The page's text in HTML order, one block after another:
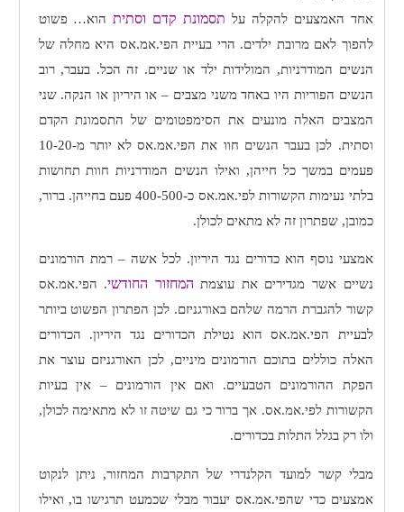
אחד האמצעים להקלה על תסמונת קדם וסתיתהוא… פשוט
להפוך לאם מרובת ילדים. הרי בעיית הפי.אמ.אס היא מחלה של
הנשים המודרניות, המולידות ילד או שניים. זה הכל. בעבר, רוב
הנשים הפוריות היו באחד משני מצבים – או היריון או הנקה. שני
המצבים האלה מונעים את הסימפטומים של התסמונת הקדם
וסתית. לכן בעבר הנשים חוו את הפי.אמ.אס לא יותר מ-10-20
פעמים במשך כל חייהן, ואילו הנשים המודרניות חוות תחושות
בלתי נעימות הקשורות לפי.אמ.אס כ-400-500 פעם בחייהן. ברור,
כמובן, שפתרון זה לא מתאים לכולן.
אמצעי נוסף הוא כדורים נגד היריון. לכל אשה – רמת הורמונים
נשיים אשר מגדירים את עוצמת המחזור החודשי. הפי.אמ.אס
קשור להגברת הרמה שלהם באורגניזם. לכן הפתרון הפשוט ביותר
לבעיית הפי.אמ.אס הוא נטילת הכדורים נגד היריון. הכדורים
האלה כוללים בתוכם הורמונים מיניים, לכן האורגניזם עוצר את
הפקת ההורמונים הטבעיים. ואם אין הורמונים – אין בעיות
הקשורות לפי.אמ.אס. אך ברור כי גם שיטה זו לא מתאימה לכולן,
ולו רק בגלל התלות בכדורים.
מבלי קשר למועד הקלנדרי של התקרבות המחזור, ניתן לנקוט
אמצעים כדי שהפי.אמ.אס יעבור מבלי שכמעט תרגישו בו, ואילו